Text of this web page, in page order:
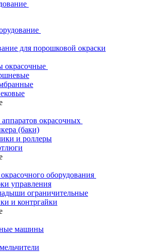
для порошковой окраски
окрасочные
окрасочных
(баки)
и роллеры
оборудования
управления
ограничительные
и контргайки
машины